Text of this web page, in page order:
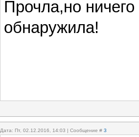
Прочла,но ничего
обнаружила!
Дата: Пт, 02.12.2016, 14:03 | Сообщение # 3